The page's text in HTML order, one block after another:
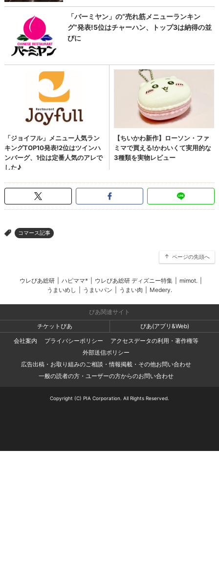
> コマース記事
ページの先頭へ
ウレぴあ総研 ハピママ* ウレぴあ総研 ディズニー特集 mimot.
うまいめし
うまいパン うまい肉 Medery.
ぴあ関連サイト
チケットぴあ
ぴあ(アプリ&Web)
会社案内
プライバシーポリシー
アクセスデータの利用・著作権等
外部送信ポリシー
広告出稿・お取り組みのご相談・情報掲載・その他お問い合わせ
一般の読者の方・ユーザーの方からのお問い合わせ
Copyright (C) PIA Corporation. All Rights Reserved.